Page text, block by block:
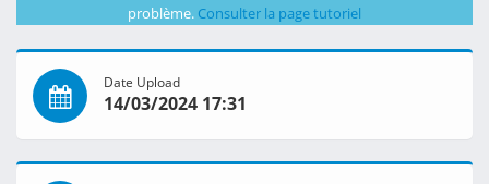
problème. Consulter la page tutoriel
Date Upload
14/03/2024 17:31